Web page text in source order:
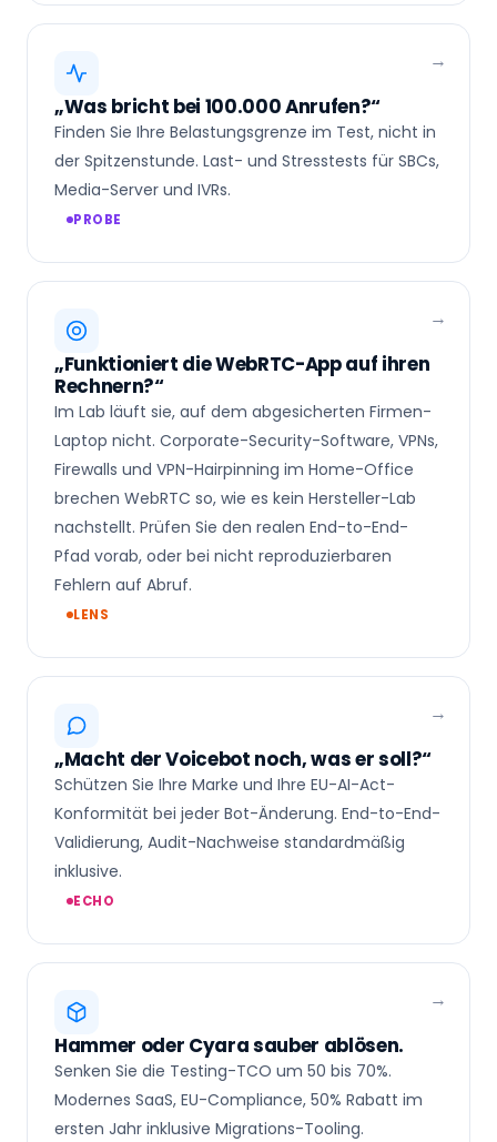
„Was bricht bei 100.000 Anrufen?“
Finden Sie Ihre Belastungsgrenze im Test, nicht in
der Spitzenstunde. Last- und Stresstests für SBCs,
Media-Server und IVRs.
PROBE
„Funktioniert die WebRTC-App auf ihren
Rechnern?“
Im Lab läuft sie, auf dem abgesicherten Firmen-
Laptop nicht. Corporate-Security-Software, VPNs,
Firewalls und VPN-Hairpinning im Home-Office
brechen WebRTC so, wie es kein Hersteller-Lab
nachstellt. Prüfen Sie den realen End-to-End-
Pfad vorab, oder bei nicht reproduzierbaren
Fehlern auf Abruf.
LENS
„Macht der Voicebot noch, was er soll?“
Schützen Sie Ihre Marke und Ihre EU-AI-Act-
Konformität bei jeder Bot-Änderung. End-to-End-
Validierung, Audit-Nachweise standardmäßig
inklusive.
ECHO
Hammer oder Cyara sauber ablösen.
Senken Sie die Testing-TCO um 50 bis 70%.
Modernes SaaS, EU-Compliance, 50% Rabatt im
ersten Jahr inklusive Migrations-Tooling.